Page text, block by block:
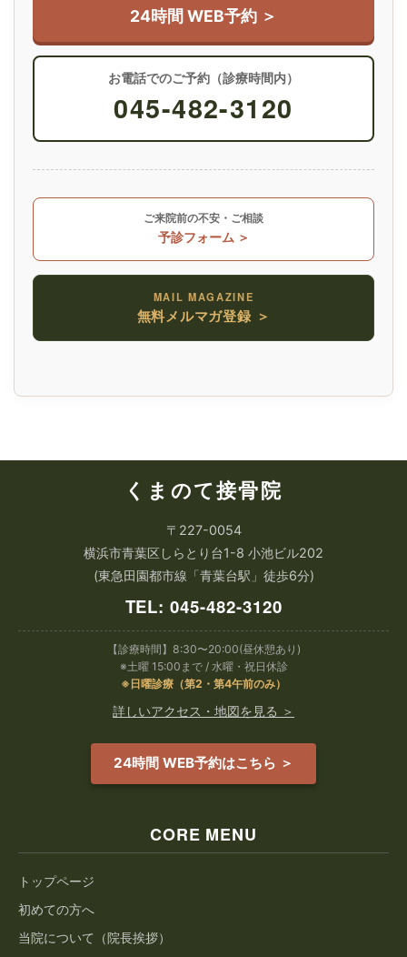
24時間 WEB予約 ＞
お電話でのご予約（診療時間内）
045-482-3120
ご来院前の不安・ご相談
予診フォーム ＞
MAIL MAGAZINE
無料メルマガ登録 ＞
くまのて接骨院
〒227-0054
横浜市青葉区しらとり台1-8 小池ビル202
(東急田園都市線「青葉台駅」徒歩6分)
TEL: 045-482-3120
【診療時間】8:30〜20:00(昼休憩あり)
※土曜 15:00まで / 水曜・祝日休診
※日曜診療（第2・第4午前のみ）
詳しいアクセス・地図を見る ＞
24時間 WEB予約はこちら ＞
CORE MENU
トップページ
初めての方へ
当院について（院長挨拶）